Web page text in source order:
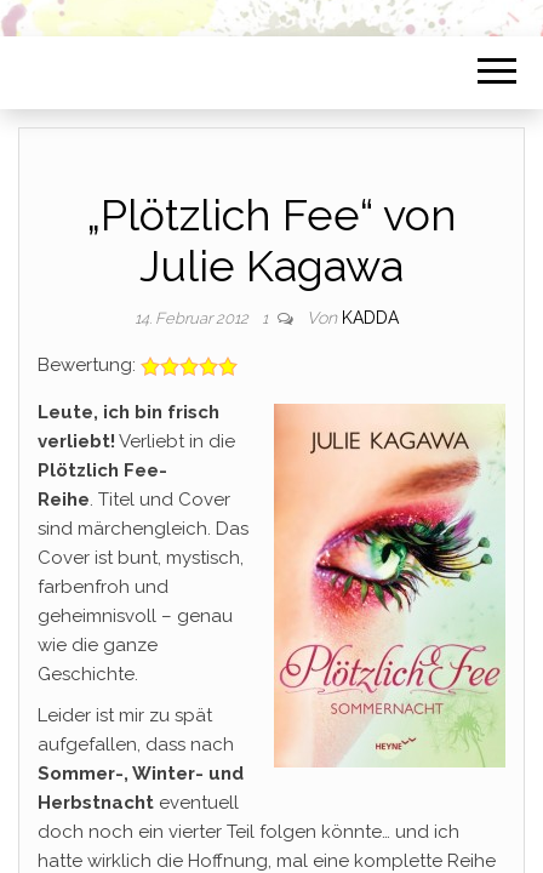
„Plötzlich Fee“ von
Julie Kagawa
14. Februar 2012 1 Von KADDA
Bewertung:
Leute, ich bin frisch
verliebt! Verliebt in die
Plötzlich Fee-
Reihe. Titel und Cover
sind märchengleich. Das
Cover ist bunt, mystisch,
farbenfroh und
geheimnisvoll – genau
wie die ganze
Geschichte.
Leider ist mir zu spät
aufgefallen, dass nach
Sommer-, Winter- und
Herbstnacht eventuell
doch noch ein vierter Teil folgen könnte… und ich
hatte wirklich die Hoffnung, mal eine komplette Reihe